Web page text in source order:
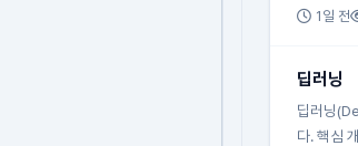
1일 전
딥러닝
딥러닝
다. 핵심